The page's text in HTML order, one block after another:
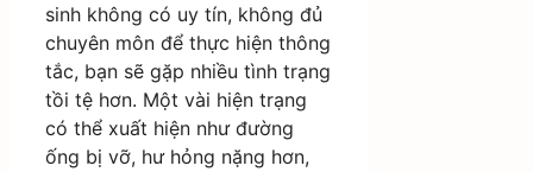
sinh không có uy tín, không đủ
chuyên môn để thực hiện thông
tắc, bạn sẽ gặp nhiều tình trạng
tồi tệ hơn. Một vài hiện trạng
có thể xuất hiện như đường
ống bị vỡ, hư hỏng nặng hơn,